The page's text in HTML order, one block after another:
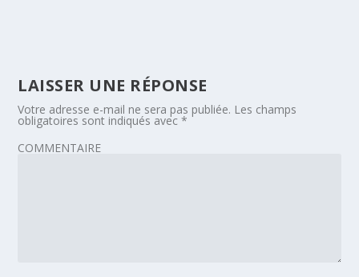
LAISSER UNE RÉPONSE
Votre adresse e-mail ne sera pas publiée. Les champs
obligatoires sont indiqués avec*
COMMENTAIRE